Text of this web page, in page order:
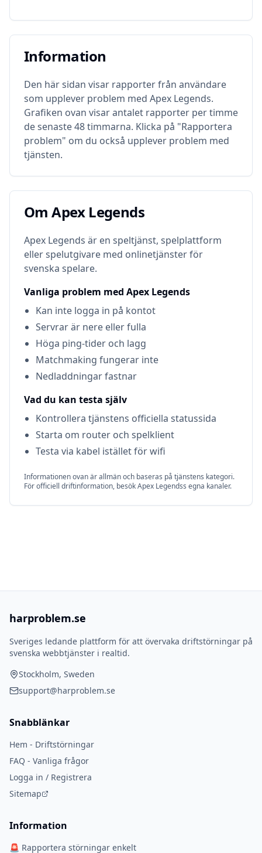
Information
Information
Den här sidan visar rapporter från användare
som upplever problem med Apex Legends.
Grafiken ovan visar antalet rapporter per timme
de senaste 48 timmarna. Klicka på "Rapportera
problem" om du också upplever problem med
tjänsten.
Om
OmApex Legends
Apex Legends är en speltjänst, spelplattform
eller spelutgivare med onlinetjänster för
svenska spelare.
Vanliga problem med Apex Legends
Kan inte logga in på kontot
Servrar är nere eller fulla
Höga ping-tider och lagg
Matchmaking fungerar inte
Nedladdningar fastnar
Vad du kan testa själv
Kontrollera tjänstens officiella statussida
Starta om router och spelklient
Testa via kabel istället för wifi
Informationen ovan är allmän och baseras på tjänstens kategori.
För officiell driftinformation, besökApex Legendss egna kanaler.
harproblem.se
Sveriges ledande plattform för att övervaka driftstörningar på
svenska webbtjänster i realtid.
Stockholm, Sweden
support@harproblem.se
Snabblänkar
Hem - Driftstörningar
FAQ - Vanliga frågor
Logga in / Registrera
Sitemap
Information
🚨 Rapportera störningar enkelt